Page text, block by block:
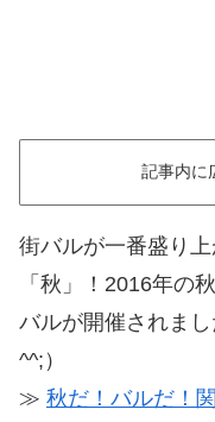
記事内に
街バルが一番盛り
「秋」！2016年の
バルが開催されま
^^;）
≫ 秋だ！バルだ！